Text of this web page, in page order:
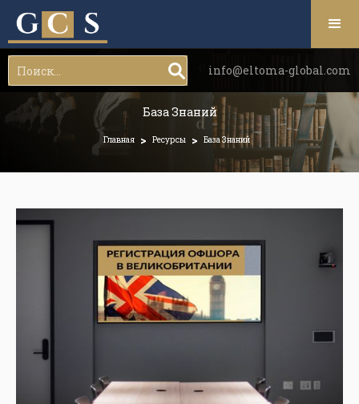
info@eltoma-global.com
База Знаний
Главная > Ресурсы > База Знаний